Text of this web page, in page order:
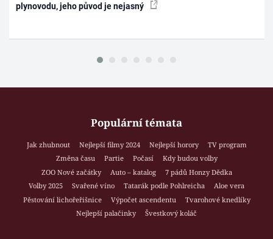
plynovodu, jeho původ je nejasný
Populární témata
Jak zhubnout Nejlepší filmy 2024 Nejlepší horory
TV program
Změna času
Partie Počasí
Kdy budou volby
ZOO Nové začátky
Auto – katalog
7 pádů Honzy Dědka
Volby 2025
Svařené víno Tatarák podle Pohlreicha
Aloe vera
Pěstování lichořeřišnice
Výpočet ascendentu
Tvarohové knedlíky
Nejlepší palačinky
Švestkový koláč